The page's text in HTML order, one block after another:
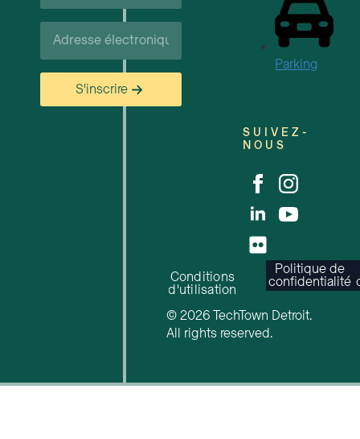
Courriel*
S'inscrire
Parking
SUIVEZ-
NOUS
Conditions
d'utilisation
Politique de
confidentialité
© 2026 TechTown Detroit.
All rights reserved.